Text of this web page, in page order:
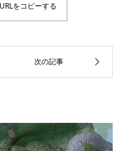
をコピーする